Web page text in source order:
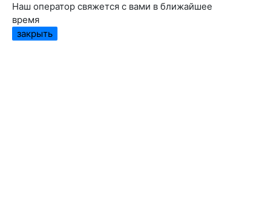
Наш оператор свяжется с вами в ближайшее
время
закрыть